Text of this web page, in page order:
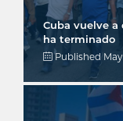
Cuba vuelve
ha terminado
Published